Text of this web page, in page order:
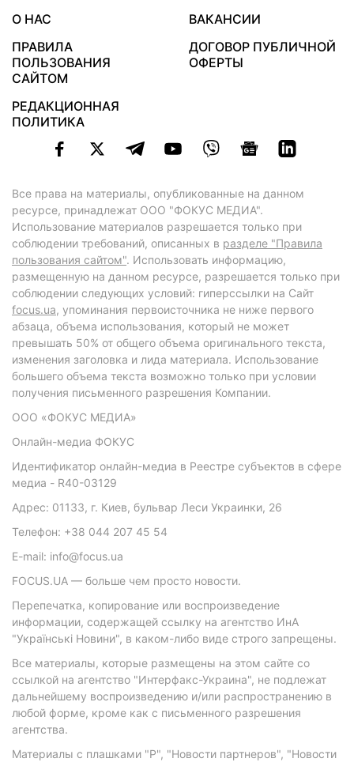
О НАС
ВАКАНСИИ
ПРАВИЛА
ПОЛЬЗОВАНИЯ
САЙТОМ
ДОГОВОР ПУБЛИЧНОЙ
ОФЕРТЫ
РЕДАКЦИОННАЯ
ПОЛИТИКА
Все права на материалы, опубликованные на данном
ресурсе, принадлежат ООО "ФОКУС МЕДИА".
Использование материалов разрешается только при
соблюдении требований, описанных в разделе "Правила
пользования сайтом". Использовать информацию,
размещенную на данном ресурсе, разрешается только при
соблюдении следующих условий: гиперссылки на Сайт
focus.ua, упоминания первоисточника не ниже первого
абзаца, объема использования, который не может
превышать 50% от общего объема оригинального текста,
изменения заголовка и лида материала. Использование
большего объема текста возможно только при условии
получения письменного разрешения Компании.
ООО «ФОКУС МЕДИА»
Онлайн-медиа ФОКУС
Идентификатор онлайн-медиа в Реестре субъектов в сфере
медиа - R40-03129
Адрес: 01133, г. Киев, бульвар Леси Украинки, 26
Телефон: +38 044 207 45 54
E-mail: info@focus.ua
FOCUS.UA — больше чем просто новости.
Перепечатка, копирование или воспроизведение
информации, содержащей ссылку на агентство ИнА
"Українські Новини", в каком-либо виде строго запрещены.
Все материалы, которые размещены на этом сайте со
ссылкой на агентство "Интерфакс-Украина", не подлежат
дальнейшему воспроизведению и/или распространению в
любой форме, кроме как с письменного разрешения
агентства.
Материалы с плашками "Р", "Новости партнеров", "Новости